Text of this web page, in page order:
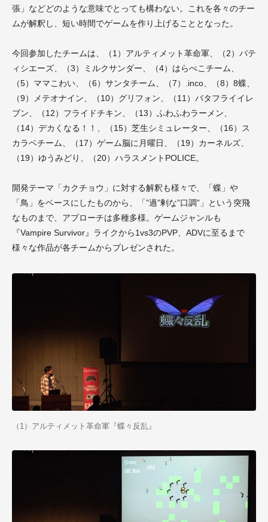
張」などどのような意味でとっても構わない。これを各々のチー
ムが解釈し、短い時間でゲームを作り上げることとなった。
今回参加したチームは、（1）アルティメット革命軍、（2）パテ
ィシエーズ、（3）ミルクサンダー、（4）はらぺこチーム、
（5）ママこわい、（6）サンタチーム、（7）.inco、（8）8蝶、
（9）メテオナイン、（10）グリフォン、（11）バタフライイレ
ブン、（12）フライドチキン、（13）ふわふわラーメン、
（14）デカくなる！！、（15）芝生シミュレーター、（16）ス
カラベチーム、（17）ゲーム脳に月曜日、（19）カーネルズ、
（19）ゆうみどり、（20）ハラスメントPOLICE。
開発テーマ「カクチョウ」に対する解釈も様々で、「蝶」や
「鳥」をベースにしたものから、「”過”剰な”口調”」という突飛
なものまで、アプローチは多種多様。ゲームジャンルも
『Vampire Survivor』ライクから1vs3のPVP、ADVに至るまで
様々な作品が各チームからプレゼンされた。
（1）アルティメット革命軍『蝶々反乱』